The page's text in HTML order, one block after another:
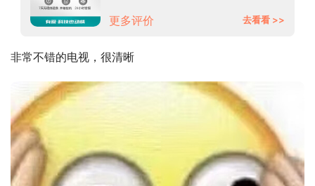
更多评价 去看看 >>
非常不错的电视，很清晰